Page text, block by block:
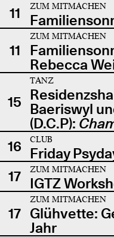
11
ZUM MITMACHEN
11
ZUM MITMACHEN
Rebecca
15
TANZ
Baeriswyl
(D.C.P):
16
CLUB
Friday
17
ZUM MITMACHEN
IGTZ
17
ZUM MITMACHEN
Glühvette:
Jahr